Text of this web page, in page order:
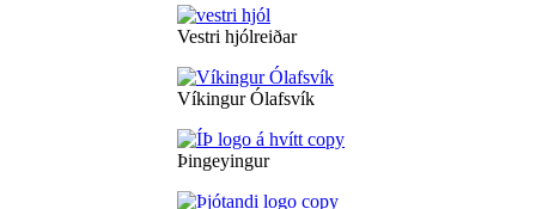
Vestri hjólreiðar
Víkingur Ólafsvík
Þingeyingur